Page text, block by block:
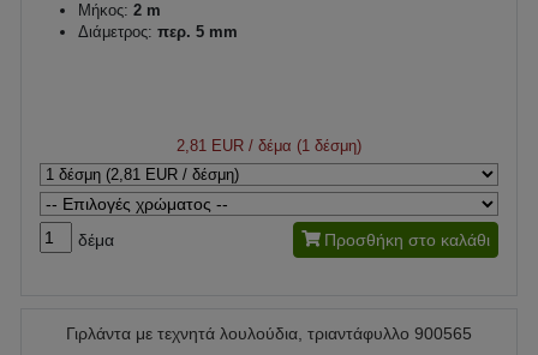
Μήκος: 2 m
Διάμετρος: περ. 5 mm
2,81 EUR / δέμα (1 δέσμη)
δέμα Προσθήκη στο καλάθι
Γιρλάντα με τεχνητά λουλούδια, τριαντάφυλλο 900565